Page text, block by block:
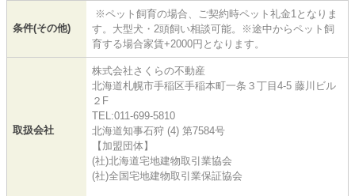
条件(その他)
※ペット飼育の場合、ご契約時ペット礼金1となりま
す。大型犬・2頭飼い相談可能。※途中からペット飼
育する場合家賃+2000円となります。
取扱会社
株式会社さくらの不動産
北海道札幌市手稲区手稲本町一条３丁目4-5 藤川ビル
２F
TEL:011-699-5810
北海道知事石狩 (4) 第7584号
【加盟団体】
(社)北海道宅地建物取引業協会
(社)全国宅地建物取引業保証協会